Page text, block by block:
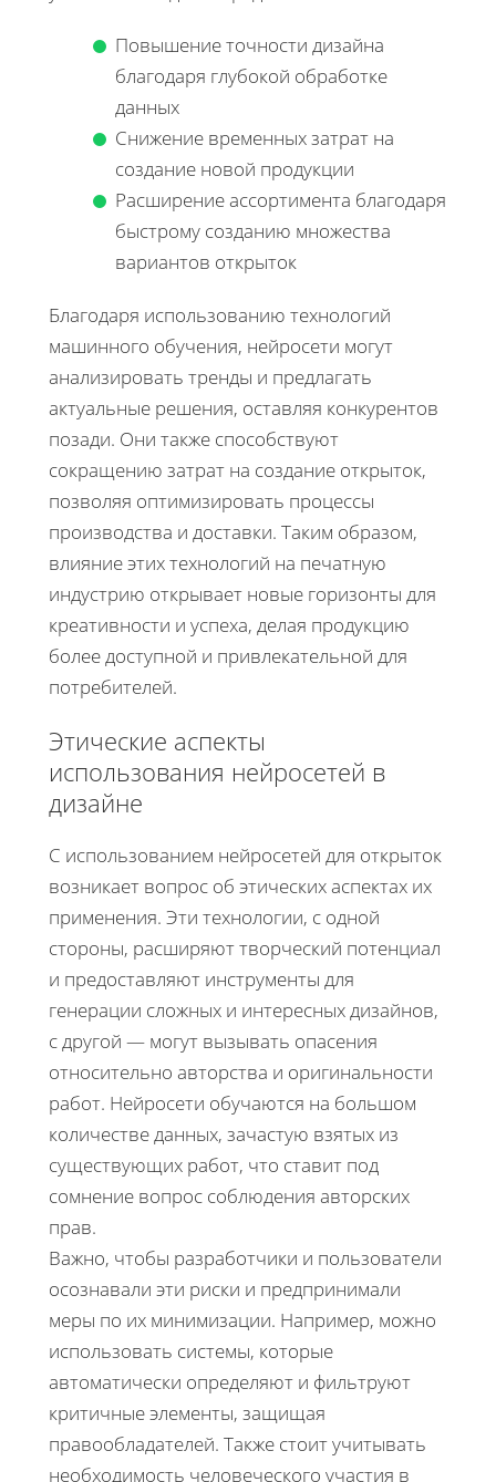
Повышение точности дизайна
благодаря глубокой обработке
данных
Снижение временных затрат на
создание новой продукции
Расширение ассортимента благодаря
быстрому созданию множества
вариантов открыток
Благодаря использованию технологий
машинного обучения, нейросети могут
анализировать тренды и предлагать
актуальные решения, оставляя конкурентов
позади. Они также способствуют
сокращению затрат на создание открыток,
позволяя оптимизировать процессы
производства и доставки. Таким образом,
влияние этих технологий на печатную
индустрию открывает новые горизонты для
креативности и успеха, делая продукцию
более доступной и привлекательной для
потребителей.
Этические аспекты
использования нейросетей в
дизайне
С использованием нейросетей для открыток
возникает вопрос об этических аспектах их
применения. Эти технологии, с одной
стороны, расширяют творческий потенциал
и предоставляют инструменты для
генерации сложных и интересных дизайнов,
с другой — могут вызывать опасения
относительно авторства и оригинальности
работ. Нейросети обучаются на большом
количестве данных, зачастую взятых из
существующих работ, что ставит под
сомнение вопрос соблюдения авторских
прав.
Важно, чтобы разработчики и пользователи
осознавали эти риски и предпринимали
меры по их минимизации. Например, можно
использовать системы, которые
автоматически определяют и фильтруют
критичные элементы, защищая
правообладателей. Также стоит учитывать
необходимость человеческого участия в